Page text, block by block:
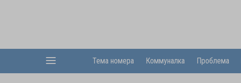
Тема номера Коммуналка Проблема